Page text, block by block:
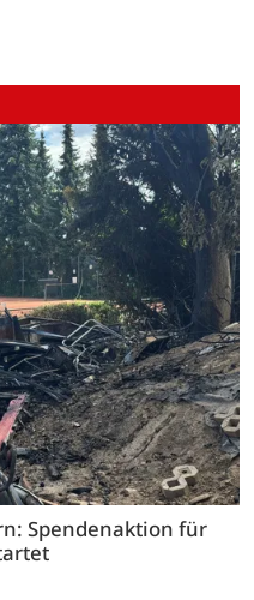
Spendenaktion für